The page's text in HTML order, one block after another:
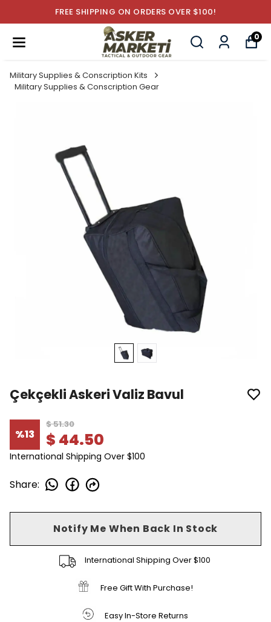
FREE SHIPPING ON ORDERS OVER $100!
0
Military Supplies & Conscription Kits
Military Supplies & Conscription Gear
Çekçekli Askeri Valiz Bavul
%13
$ 51.30
$ 44.50
International Shipping Over $100
Share:
Notify Me When Back In Stock
International Shipping Over $100
Free Gift With Purchase!
Easy In-Store Returns